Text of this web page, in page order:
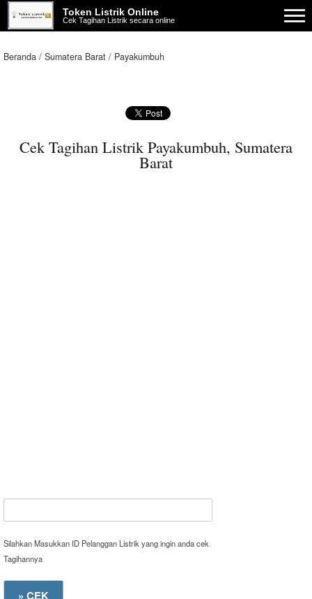
Token Listrik Online
Cek Tagihan Listrik secara online
Beranda Sumatera Barat Payakumbuh
Cek Tagihan Listrik Payakumbuh, Sumatera
Barat
Silahkan Masukkan ID Pelanggan Listrik yang ingin anda cek
Tagihannya